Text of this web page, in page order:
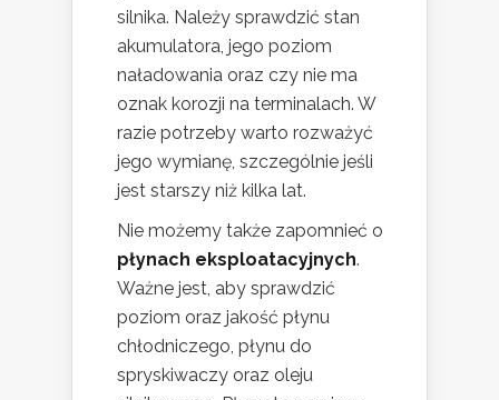
silnika. Należy sprawdzić stan
akumulatora, jego poziom
naładowania oraz czy nie ma
oznak korozji na terminalach. W
razie potrzeby warto rozważyć
jego wymianę, szczególnie jeśli
jest starszy niż kilka lat.
Nie możemy także zapomnieć o
płynach eksploatacyjnych.
Ważne jest, aby sprawdzić
poziom oraz jakość płynu
chłodniczego, płynu do
spryskiwaczy oraz oleju